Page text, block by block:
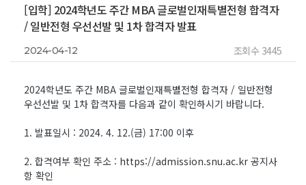
[입학] 2024학년도 주간 MBA 글로벌인재특별전형 합격자
/ 일반전형 우선선발 및 1차 합격자 발표
2024-04-12 조회수 3445
2024학년도 주간 MBA 글로벌인재특별전형 합격자 / 일반전형
우선선발 및 1차 합격자를 다음과 같이 확인하시기 바랍니다.
1. 발표일시 : 2024. 4. 12.(금) 17:00 이후
2. 합격여부 확인 주소 : https://admission.snu.ac.kr 공지사
항 확인